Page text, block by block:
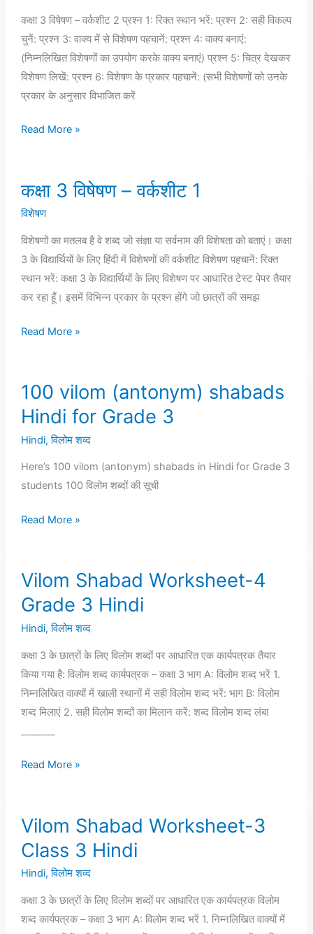
कक्षा 3 विषेषण – वर्कशीट 2 प्रश्न 1: रिक्त स्थान भरें: प्रश्न 2: सही विकल्प
चुनें: प्रश्न 3: वाक्य में से विशेषण पहचानें: प्रश्न 4: वाक्य बनाएं:
(निम्नलिखित विशेषणों का उपयोग करके वाक्य बनाएं) प्रश्न 5: चित्र देखकर
विशेषण लिखें: प्रश्न 6: विशेषण के प्रकार पहचानें: (सभी विशेषणों को उनके
प्रकार के अनुसार विभाजित करें
–
वर्कशीट
2
Read More »
कक्षा 3 विषेषण – वर्कशीट 1
विशेषण
विशेषणों का मतलब है वे शब्द जो संज्ञा या सर्वनाम की विशेषता को बताएं। कक्षा
3 के विद्यार्थियों के लिए हिंदी में विशेषणों की वर्कशीट विशेषण पहचानें: रिक्त
स्थान भरें: कक्षा 3 के विद्यार्थियों के लिए विशेषण पर आधारित टेस्ट पेपर तैयार
कर रहा हूँ। इसमें विभिन्न प्रकार के प्रश्न होंगे जो छात्रों की समझ
कक्षा
3
–
वर्कशीट
1
Read More »
100 vilom (antonym) shabads
Hindi for Grade 3
Hindi,विलोम शव्द
Here’s 100 vilom (antonym) shabads in Hindi for Grade 3
students 100 विलोम शब्दों की सूची
100
vilom
(antonym)
shabads
Hindi
for
3
Read More »
Vilom Shabad Worksheet-4
Grade 3 Hindi
Hindi,विलोम शव्द
कक्षा 3 के छात्रों के लिए विलोम शब्दों पर आधारित एक कार्यपत्रक तैयार
किया गया है: विलोम शब्द कार्यपत्रक – कक्षा 3 भाग A: विलोम शब्द भरें 1.
निम्नलिखित वाक्यों में खाली स्थानों में सही विलोम शब्द भरें: भाग B: विलोम
शब्द मिलाएं 2. सही विलोम शब्दों का मिलान करें: शब्द विलोम शब्द लंबा
Vilom
Shabad
Worksheet-
4
Grade
3
Hindi
Read More »
Vilom Shabad Worksheet-3
Class 3 Hindi
Hindi,विलोम शव्द
कक्षा 3 के छात्रों के लिए विलोम शब्दों पर आधारित एक कार्यपत्रक विलोम
शब्द कार्यपत्रक – कक्षा 3 भाग A: विलोम शब्द भरें 1. निम्नलिखित वाक्यों में
Vilom
Shabad
Worksheet-
3
Class
3